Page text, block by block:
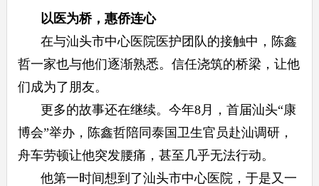
以医为桥，惠侨连心
在与汕头市中心医院医护团队的接触中，陈鑫
哲一家也与他们逐渐熟悉。信任浇筑的桥梁，让他
们成为了朋友。
更多的故事还在继续。今年8月，首届汕头“康
博会”举办，陈鑫哲陪同泰国卫生官员赴汕调研，
舟车劳顿让他突发腰痛，甚至几乎无法行动。
他第一时间想到了汕头市中心医院，于是又一